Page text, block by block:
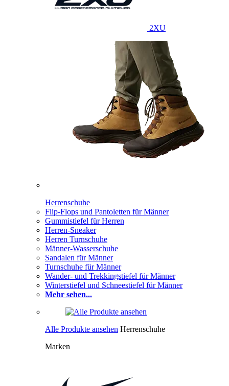
2XU
Herrenschuhe
Flip-Flops und Pantoletten für Männer
Gummistiefel für Herren
Herren-Sneaker
Herren Turnschuhe
Männer-Wasserschuhe
Sandalen für Männer
Turnschuhe für Männer
Wander- und Trekkingstiefel für Männer
Winterstiefel und Schneestiefel für Männer
Mehr sehen...
Alle Produkte ansehen Herrenschuhe
Marken